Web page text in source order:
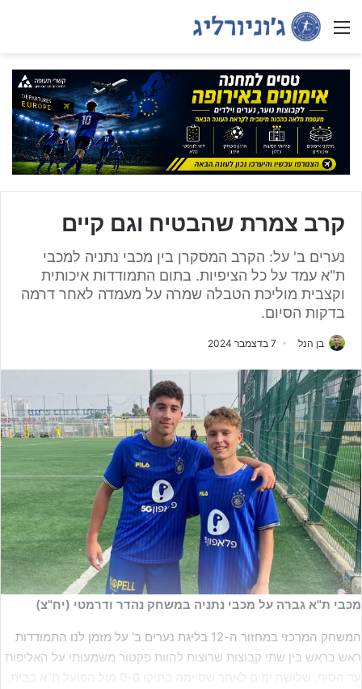
Menu
קרב צמרת שהבטיח וגם קיים
נערים ב' על: הקרב המסקרן בין מכבי נתניה למכבי
ת"א עמד על כל הציפיות. בתום התמודדות איכותית
וקצבית מוליכת הטבלה שמרה על מעמדה לאחר דרמה
בדקות הסיום.
בן הנל 7 בדצמבר 2024
מכבי ת"א גברה על מכבי נתניה במשחק נהדר ודרמטי (יח"צ)
המשחק המרכזי במחזור ה-12 בליגת נערים ב' על מזמן לנו התמודדות
ראש בראש בין שתי קבוצות שרוצות להוות פקטור משמעותי על האליפות
עד הסוף. שלושה ימים לאחר שסיימה בתיקו 0-0 מול הפועל ת"א בבית,